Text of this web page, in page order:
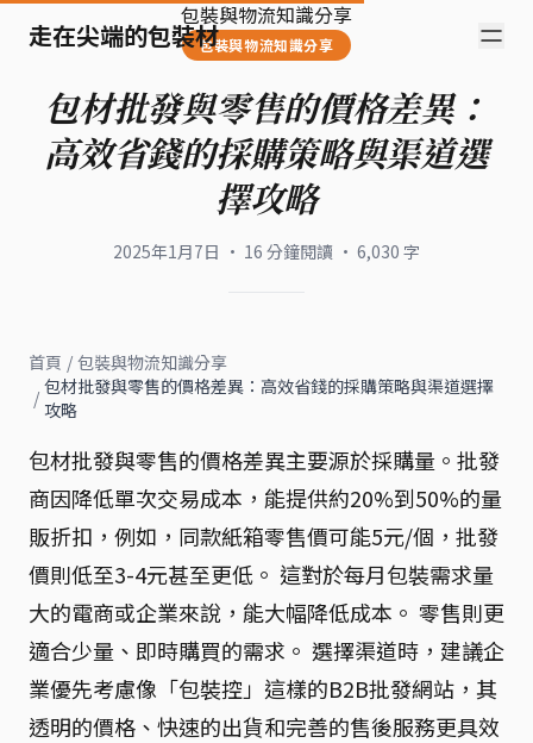
走在尖端的包裝材
包裝與物流知識分享
包裝與物流知識分享
包材批發與零售的價格差異：
高效省錢的採購策略與渠道選
擇攻略
2025年1月7日 · 16 分鐘閱讀 · 6,030 字
首頁 / 包裝與物流知識分享
/ 包材批發與零售的價格差異：高效省錢的採購策略與渠道選擇
攻略
包材批發與零售的價格差異主要源於採購量。批發
商因降低單次交易成本，能提供約20%到50%的量
販折扣，例如，同款紙箱零售價可能5元/個，批發
價則低至3-4元甚至更低。 這對於每月包裝需求量
大的電商或企業來說，能大幅降低成本。 零售則更
適合少量、即時購買的需求。 選擇渠道時，建議企
業優先考慮像「包裝控」這樣的B2B批發網站，其
透明的價格、快速的出貨和完善的售後服務更具效